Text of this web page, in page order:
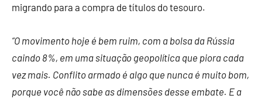
migrando para a compra de títulos do tesouro.
“O movimento hoje é bem ruim, com a bolsa da Rússia
caindo 8%, em uma situação geopolítica que piora cada
vez mais. Conflito armado é algo que nunca é muito bom,
porque você não sabe as dimensões desse embate. E a